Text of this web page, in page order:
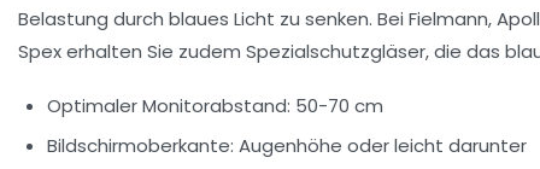
Belastung durch blaues Licht zu senken. Bei Fielmann,
Spex erhalten Sie zudem Spezialschutzgläser, die das
Optimaler Monitorabstand: 50-70 cm
Bildschirmoberkante: Augenhöhe oder leicht darunter